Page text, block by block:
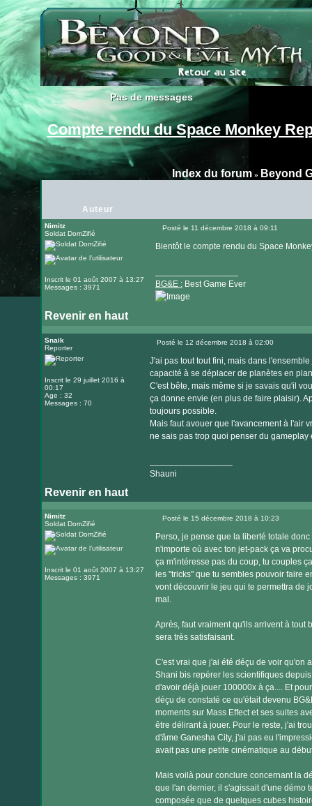
Pas de messages
Pas de messages
Compte rendu du Space Monkey
Index du forum» Beyond
Auteur
Nimitz
Soldat DomZifié
Inscrit le 01 août 2007 à 13:27
Messages : 3971
Posté le 11 décembre 2018 à 09:11
Bientôt le compte rendu du Space
BG&E :Best Game Ever
Revenir en haut
le
internet
Snaik
Reporter
Inscrit le 29 juillet 2016 à
00:17
Age : 32
Messages : 70
Posté le 12 décembre 2018 à 02:00
J'ai pas tout tout fini, mais dans
capacité à se déplacer de planètes en
C'est bête, mais même si je savais qu'il
ça donne envie (en plus de faire plaisir).
toujours possible.
Mais faut avouer que l'avancement à l'air
ne sais pas trop quoi penser du
Shauni
Revenir en haut
Nimitz
Soldat DomZifié
Inscrit le 01 août 2007 à 13:27
Messages : 3971
Posté le 15 décembre 2018 à 10:23
Perso, je pense que la liberté totale
n'importe où avec ton jet-pack ça va
ça m'intéresse pas du coup, tu couples
les "tricks" que tu sembles pouvoir faire
vont découvrir le jeu qui te permettra de
mal.
Après, faut vraiment qu'ils arrivent à tout
sera très satisfaisant.
C'est vrai que j'ai été déçu de voir qu'on
Shani bis repérer les scientifiques
d'avoir déjà jouer 100000x à ça.... Et
déçu de constaté ce qu'était devenu
moments sur Mass Effect et ses suites
être délirant à jouer. Pour le reste, j'ai
d'âme Ganesha City, j'ai pas eu
avait pas une petite cinématique au
Mais voilà pour conclure concernant la
que l'an dernier, il s'agissait d'une démo
composée que de quelques cubes